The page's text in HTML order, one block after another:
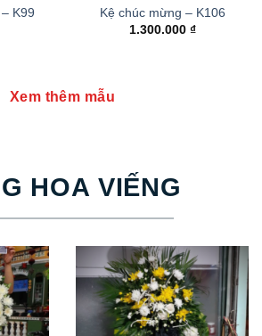
K99
Kệ chúc mừng – K106
1.300.000 ₫
Xem thêm mẫu
HOA VIẾNG